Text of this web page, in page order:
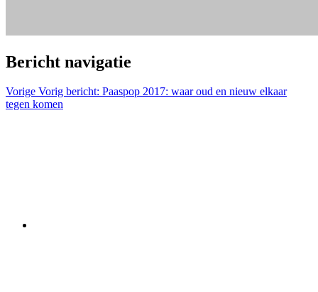
Bericht navigatie
Vorige Vorig bericht: Paaspop 2017: waar oud en nieuw elkaar
tegen komen